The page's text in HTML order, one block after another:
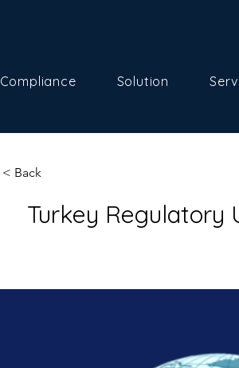
Compliance Solution
< Back
Turkey Regulatory